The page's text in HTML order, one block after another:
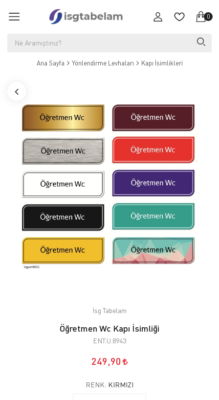
0
Ana Sayfa Yönlendirme Levhaları Kapı İsimlikleri
İsg Tabelam
Öğretmen Wc Kapı İsimliği
ENT.U.8943
249,90
RENK: KIRMIZI